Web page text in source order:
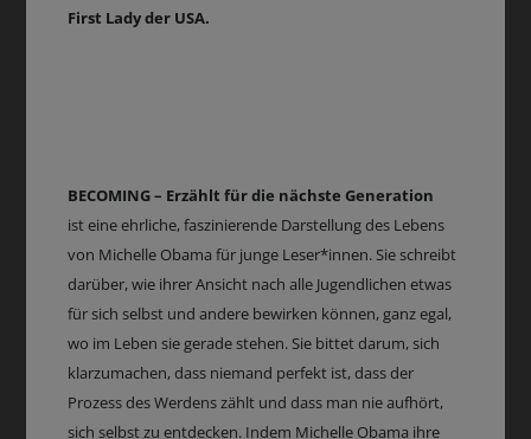
First Lady der USA.
BECOMING – Erzählt für die nächste Generation
ist eine ehrliche, faszinierende Darstellung des Lebens
von Michelle Obama für junge Leser*innen. Sie schreibt
darüber, wie ihrer Ansicht nach alle Jugendlichen etwas
für sich selbst und andere bewirken können, ganz egal,
wo im Leben sie gerade stehen. Sie bittet darum, sich
klarzumachen, dass niemand perfekt ist, dass der
Prozess des Werdens zählt und dass man nie aufhört,
sich selbst zu entdecken. Indem Michelle Obama ihre